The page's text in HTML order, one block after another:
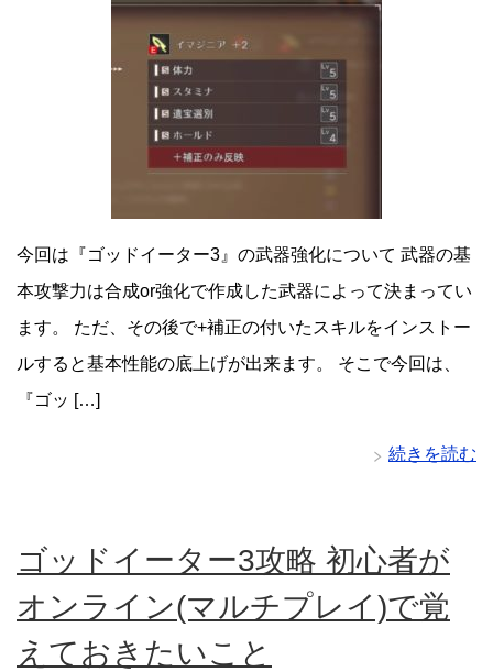
今回は『ゴッドイーター3』の武器強化について 武器の基
本攻撃力は合成or強化で作成した武器によって決まってい
ます。 ただ、その後で+補正の付いたスキルをインストー
ルすると基本性能の底上げが出来ます。 そこで今回は、
『ゴッ […]
続きを読む
ゴッドイーター3攻略 初心者が
オンライン(マルチプレイ)で覚
えておきたいこと